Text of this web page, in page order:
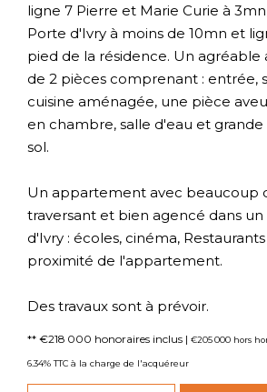
ligne 7 Pierre et Marie Curie à
Porte d'Ivry à moins de 10mn et
pied de la résidence. Un
de 2 pièces comprenant : entrée,
cuisine aménagée, une pièce
en chambre, salle d'eau et grande
sol.
Un appartement avec beaucoup
traversant et bien agencé dans
d'Ivry : écoles, cinéma,
proximité de l'appartement.
Des travaux sont à prévoir.
** €218 000 honoraires inclus | €205 000 hors
6.34% TTC à la charge de l'acquéreur